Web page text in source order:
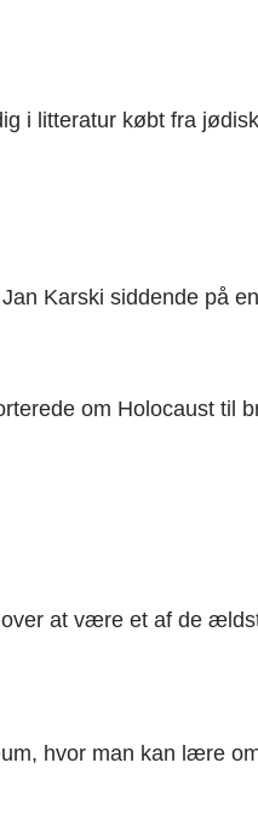
i litteratur købt fra
Karski siddende på
om Holocaust til
at være et af de
hvor man kan lære